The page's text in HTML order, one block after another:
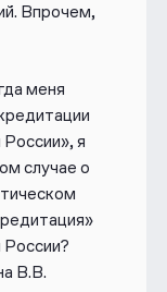
Впрочем,
меня
я
случае о
В.В.